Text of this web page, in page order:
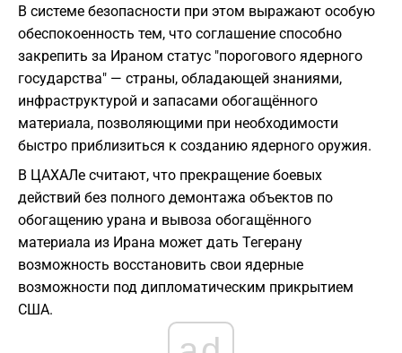
В системе безопасности при этом выражают особую
обеспокоенность тем, что соглашение способно
закрепить за Ираном статус "порогового ядерного
государства" — страны, обладающей знаниями,
инфраструктурой и запасами обогащённого
материала, позволяющими при необходимости
быстро приблизиться к созданию ядерного оружия.
В ЦАХАЛе считают, что прекращение боевых
действий без полного демонтажа объектов по
обогащению урана и вывоза обогащённого
материала из Ирана может дать Тегерану
возможность восстановить свои ядерные
возможности под дипломатическим прикрытием
США.